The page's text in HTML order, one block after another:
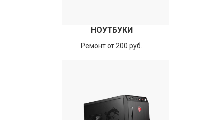
НОУТБУКИ
Ремонт от 200 руб.